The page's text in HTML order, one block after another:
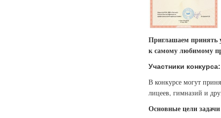
Приглашаем принять
к самому любимому
Участники конкурса:
В конкурсе могут
лицеев, гимназий и
Основные цели